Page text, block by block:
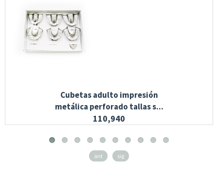
Cubetas adulto impresión
metálica perforado tallas s...
110,940
ant sig